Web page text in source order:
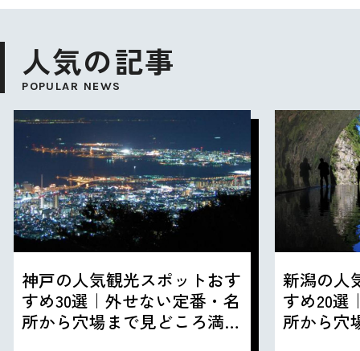
人気の記事
POPULAR NEWS
神戸の人気観光スポットおす
すめ30選｜外せない定番・名
所から穴場まで見どころ満載
新潟の人
すめ20選
所から穴